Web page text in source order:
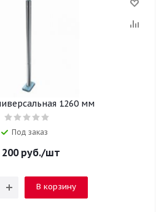
1260 мм
Под заказ
200руб./шт
В корзину